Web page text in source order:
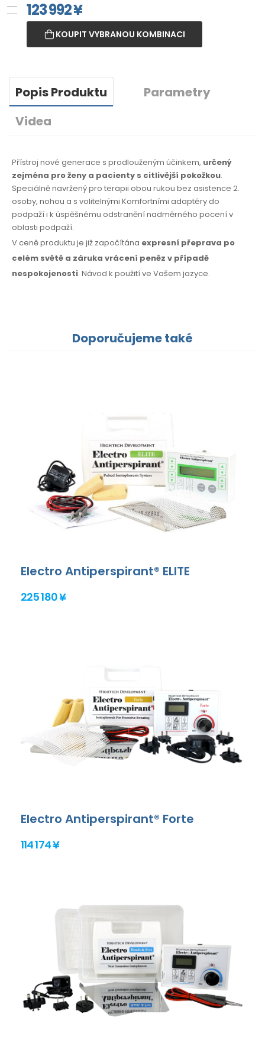
123 992¥
KOUPIT VYBRANOU KOMBINACI
Popis Produktu
Parametry
Videa
Přístroj nové generace s prodlouženým účinkem, určený
zejména pro ženy a pacienty s citlivější pokožkou.
Speciálně navržený pro terapii obou rukou bez asistence 2.
osoby, nohou a s volitelnými Komfortními adaptéry do
podpaží i k úspěšnému odstranění nadměrného pocení v
oblasti podpaží.
V ceně produktu je již započítána expresní přeprava po
celém světě a záruka vrácení peněz v případě
nespokojenosti. Návod k použitíve Vašem jazyce.
Doporučujeme také
Electro Antiperspirant® ELITE
225 180 ¥
Electro Antiperspirant® Forte
114 174 ¥